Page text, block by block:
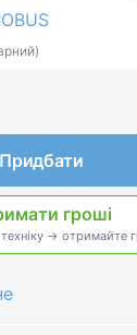
Придбати
гроші
→ отримайте